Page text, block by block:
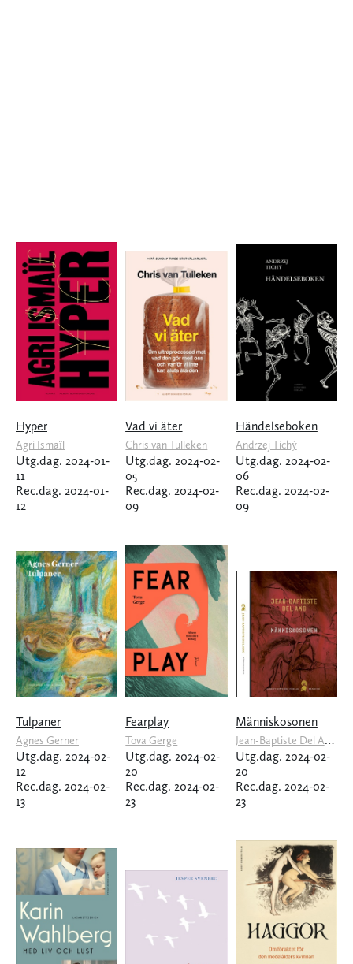
Hyper
Agri Ismaïl
Utg.dag. 2024-01-
11
Rec.dag. 2024-01-
12
Vad vi äter
Chris van Tulleken
Utg.dag. 2024-02-
05
Rec.dag. 2024-02-
09
Händelseboken
Andrzej Tichý
Utg.dag. 2024-02-
06
Rec.dag. 2024-02-
09
Tulpaner
Agnes Gerner
Utg.dag. 2024-02-
12
Rec.dag. 2024-02-
13
Fearplay
Tova Gerge
Utg.dag. 2024-02-
20
Rec.dag. 2024-02-
23
Människosonen
Jean-Baptiste Del Amo
Utg.dag. 2024-02-
20
Rec.dag. 2024-02-
23